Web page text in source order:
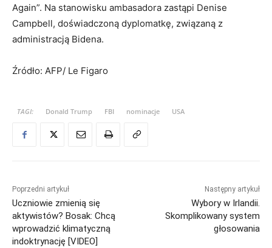
Again”. Na stanowisku ambasadora zastąpi Denise
Campbell, doświadczoną dyplomatkę, związaną z
administracją Bidena.
Źródło: AFP/ Le Figaro
TAGI: Donald Trump FBI nominacje USA
Poprzedni artykuł
Uczniowie zmienią się
aktywistów? Bosak: Chcą
wprowadzić klimatyczną
indoktrynację [VIDEO]
Następny artykuł
Wybory w Irlandii.
Skomplikowany system
głosowania